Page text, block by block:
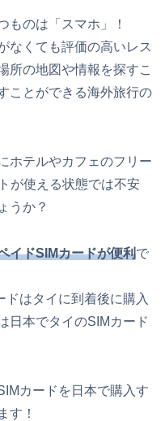
ものは「スマホ」！
なくても評価の高いレス
所の地図や情報を探すこ
ことができる海外旅行の
ホテルやカフェのフリー
が使える状態では不安
うか？
イドSIMカードが便利で
ドはタイに到着後に購入
日本でタイのSIMカード
カードを日本で購入す
す！